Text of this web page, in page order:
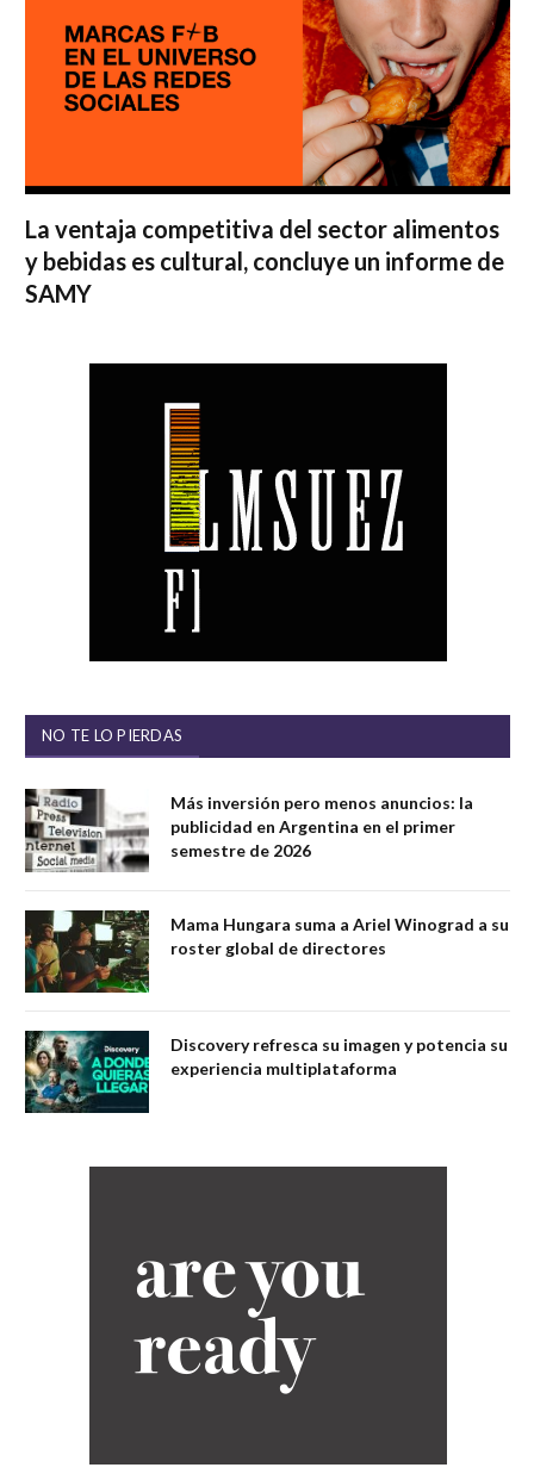
La ventaja competitiva del sector alimentos
y bebidas es cultural, concluye un informe de
SAMY
NO TE LO PIERDAS
Más inversión pero menos anuncios: la
publicidad en Argentina en el primer
semestre de 2026
Mama Hungara suma a Ariel Winograd a su
roster global de directores
Discovery refresca su imagen y potencia su
experiencia multiplataforma